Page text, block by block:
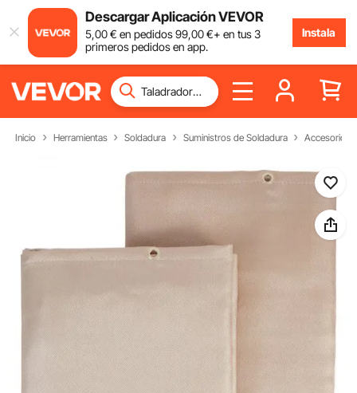
Descargar Aplicación VEVOR
5,00€ en pedidos99,00€+ en tus 3
primeros pedidos en app.
Instala
Inicio Herramientas Soldadura Suministros de Soldadura Accesorios